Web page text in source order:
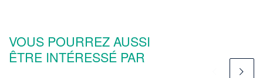
VOUS POURREZ AUSSI
ÊTRE INTÉRESSÉ PAR